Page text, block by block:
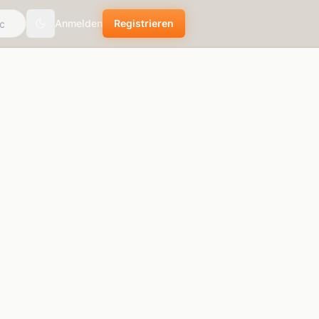
Toggle theme
Anmelden Registrieren